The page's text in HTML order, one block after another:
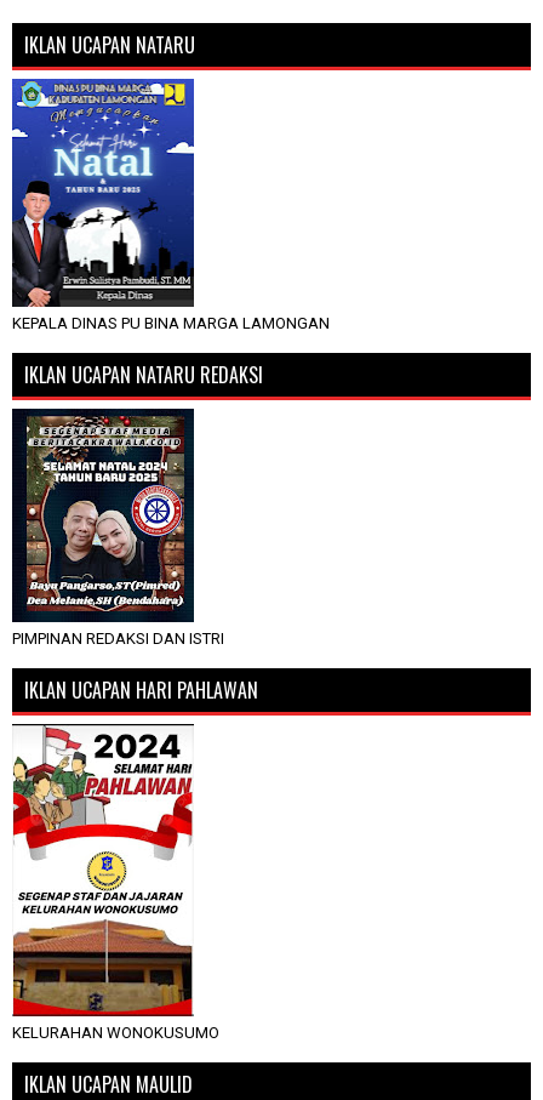
IKLAN UCAPAN NATARU
KEPALA DINAS PU BINA MARGA LAMONGAN
IKLAN UCAPAN NATARU REDAKSI
PIMPINAN REDAKSI DAN ISTRI
IKLAN UCAPAN HARI PAHLAWAN
KELURAHAN WONOKUSUMO
IKLAN UCAPAN MAULID